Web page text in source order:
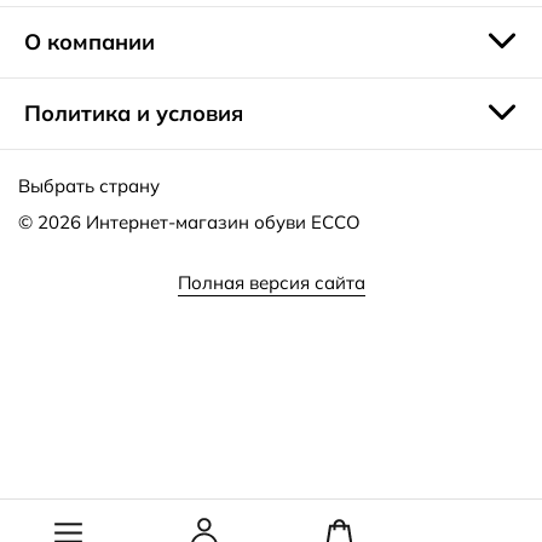
скидки и промо-коды делают покупки еще более
выгодными.
О компании
Политика и условия
Выбрать страну
© 2026 Интернет-магазин обуви ECCO
Полная версия сайта